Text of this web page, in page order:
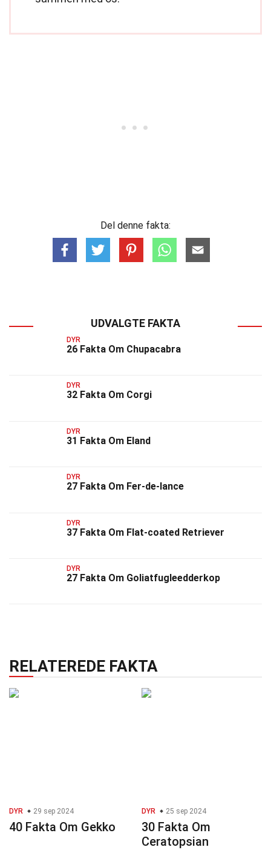
Del denne fakta:
UDVALGTE FAKTA
DYR
26 Fakta Om Chupacabra
DYR
32 Fakta Om Corgi
DYR
31 Fakta Om Eland
DYR
27 Fakta Om Fer-de-lance
DYR
37 Fakta Om Flat-coated Retriever
DYR
27 Fakta Om Goliatfugleedderkop
RELATEREDE FAKTA
DYR 29 sep 2024
40 Fakta Om Gekko
DYR 25 sep 2024
30 Fakta Om
Ceratopsian